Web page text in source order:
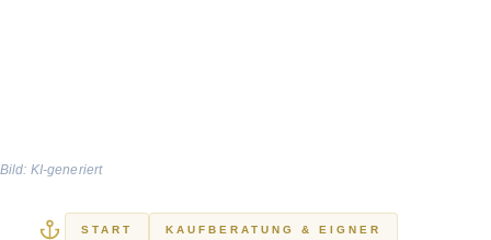
Bild: KI-generiert
START KAUFBERATUNG & EIGNER